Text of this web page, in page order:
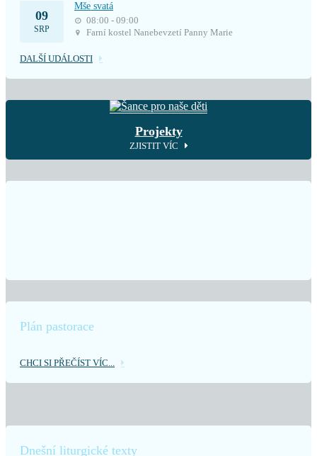
09
SRP
Mše svatá
08:00 - 09:00
Farní kostel Nanebevzetí Panny Marie
DALŠÍ UDÁLOSTI
Projekty
ZJISTIT VÍC
Plán pastorace
CHCI SI PŘEČÍST VÍC...
Dnešní liturgické texty